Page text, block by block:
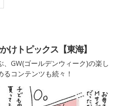
けトピックス【東海】
、GW(ゴールデンウィーク)の楽し
コンテンツも続々！